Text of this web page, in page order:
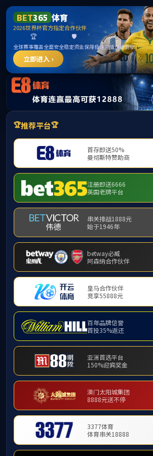
中国·yl1111永利(集团)有限公司
提示：虚拟目录未发布在此域
首页 关闭此页